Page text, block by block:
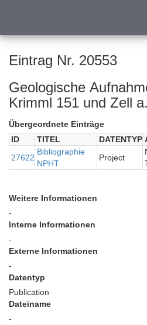
Eintrag Nr. 20553
Geologische
Krimml 151 und Zell
Übergeordnete Einträge
ID
TITEL DATENTYP
27622
Bibliographie
NPHT
Project
Weitere Informationen
-
Interne Informationen
-
Externe Informationen
-
Datentyp
Publication
Dateiname
-